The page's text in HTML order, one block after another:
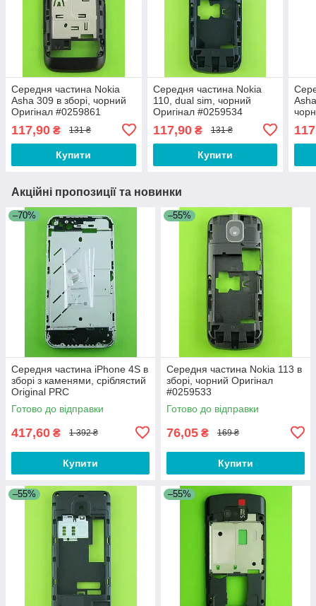
Середня частина Nokia
Asha 309 в зборі, чорний
Оригінал #0259861
117,90 ₴ 131 ₴
Купити
Середня частина Nokia
110, dual sim, чорний
Оригінал #0259534
117,90₴ 131 ₴
Купити
Акційні пропозиції та новинки
–70%
Середня частина iPhone 4S в
зборі з каменями, сріблястий
Original PRC
Готово до відправки
417,60 ₴ 1 392 ₴
Купити
–55%
Середня частина Nokia 113 в
зборі, чорний Оригінал
#0259533
Готово до відправки
76,05 ₴ 169 ₴
Купити
–55% –55%